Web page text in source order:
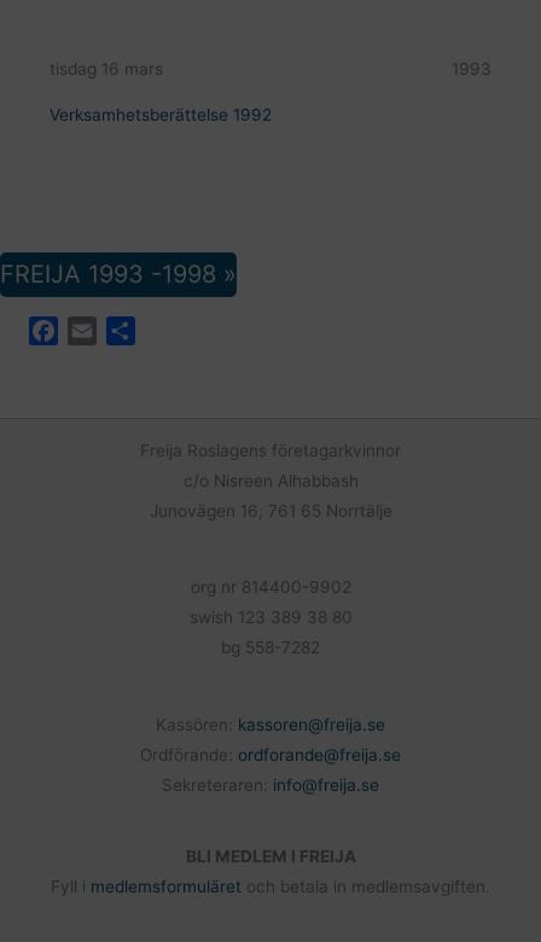
tisdag 16 mars 1993
Verksamhetsberättelse 1992
FREIJA 1993 -1998 »
Freija Roslagens företagarkvinnor
c/o Nisreen Alhabbash
Junovägen 16, 761 65 Norrtälje
org nr 814400-9902
swish 123 389 38 80
bg 558-7282
Kassören: kassoren@freija.se
Ordförande: ordforande@freija.se
Sekreteraren: info@freija.se
BLI MEDLEM I FREIJA
Fyll i medlemsformuläret och betala in medlemsavgiften.